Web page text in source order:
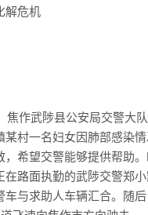
解危机
作武陟县公安局交警大队
某村一名妇女因肺部感染
希望交警能够提供帮助。
在路面执勤的武陟交警郑小
车与求助人车辆汇合。随